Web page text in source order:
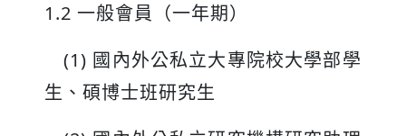
1.2 一般會員（一年期）
(1) 國內外公私立大專院校大學部學
生、碩博士班研究生